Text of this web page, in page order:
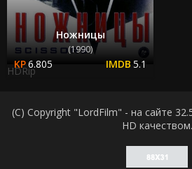
Ножницы
(1990)
6.805 5.1
HDRip
(C) Copyright "LordFilm" - на сайте
HD качеством.